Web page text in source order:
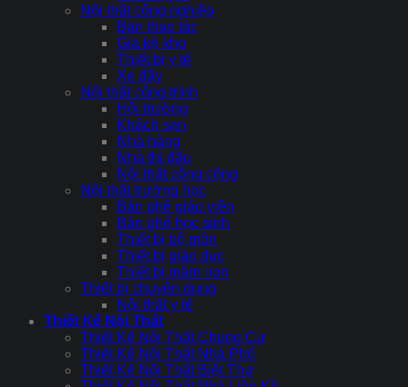
Nội thất công nghiệp
Bàn thao tác
Giá kệ kho
Thiết bị y tế
Xe đẩy
Nội thất công trình
Hội trường
Khách sạn
Nhà hàng
Nhà thi đấu
Nội thất công cộng
Nội thất trường học
Bàn ghế giáo viên
Bàn ghế học sinh
Thiết bị bộ môn
Thiết bị giáo dục
Thiết bị mầm non
Thiết bị chuyên dụng
Nội thất y tế
Thiết Kế Nội Thất
Thiết Kế Nội Thất Chung Cư
Thiết Kế Nội Thất Nhà Phố
Thiết Kế Nội Thất Biệt Thự